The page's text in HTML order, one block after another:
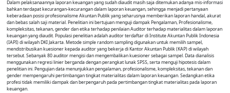
Dalam pelaksanaannya laporan keuangan yang sudah diaudit masih saja ditemukan adanya mis-informasi
bahkan terdapat kecurangan-kecurangan dalam laporan keuangan, sehingga menjadi pertanyaan
keberadaan posisi profesionalisme Akuntan Publik yang seharusnya memberikan laporan handal, akurat
dan bebas salah saji material. Penelitian ini bertujuan menguji dampak Pengalaman, Profesionalisme,
kompleksitas, tekanan, gender dan etika terhadap penilaian Auditor terhadap materialitas dalam laporan
keuangan yang diaudit. Populasi penelitian adalah auditor terdaftar di Institute Akuntan Publik Indonesia
(IAPI) di wilayah DKI Jakarta. Metode simple random sampling digunakan untuk memilih sampel,
mendistribusikan kuesioner kepada auditor yang bekerja di Kantor Akuntan Publik (KAP) di wilayah
tersebut. Sebanyak 80 auditor mengisi dan mengembalikan kuesioner sebagai sampel. Data dianalisis
menggunakan regresi linier berganda dengan perangkat lunak SPSS, serta menguji hipotesis dalam
penelitian ini. Pengujian data menunjukkan pengalaman, profesionalisme, kompleksitas, tekanan dan
gender mempengaruhi pertimbangan tingkat materialitas dalam laporan keuangan. Sedangkan etika
profesi tidak memiliki dampak dan berpengaruh pada pertimbangan tingkat materialitas pada laporan
keuangan.